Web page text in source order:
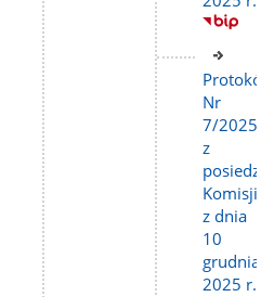
do
Protokół
Nr
7/2025
z
Komisji
z dnia
10
grudnia
2025 r.